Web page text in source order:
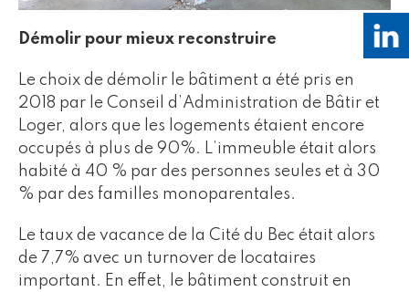
Démolir pour mieux reconstruire
Le choix de démolir le bâtiment a été pris en
2018 par le Conseil d’Administration de Bâtir et
Loger, alors que les logements étaient encore
occupés à plus de 90%. L’immeuble était alors
habité à 40 % par des personnes seules et à 30
% par des familles monoparentales.
Le taux de vacance de la Cité du Bec était alors
de 7,7% avec un turnover de locataires
important. En effet, le bâtiment construit en